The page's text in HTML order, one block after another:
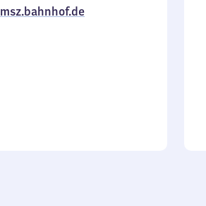
msz.bahnhof.de